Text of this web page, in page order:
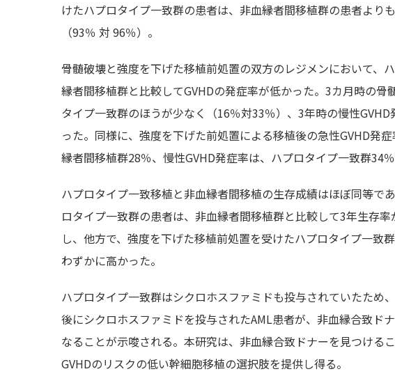
けたハプロタイプ一致群の患者は、非血縁者間移植群の患者より
（93％ 対 96％）。
骨髄破壊と強度を下げた移植前処置の双方のレジメンにおいて、
縁者間移植群と比較してGVHDの発症率が低かった。3カ月時の骨
タイプ一致群のほうが少なく（16％対33％）、3年時の慢性
った。同様に、強度を下げた前処置による移植後の急性GVHD発
縁者間移植群28％、慢性GVHD発症率は、ハプロタイプ一致群34
ハプロタイプ一致移植と非血縁者間移植の生存成績はほぼ同等で
ロタイプ一致群の患者は、非血縁者間移植群と比較して3年生存
し、他方で、強度を下げた移植前処置を受けたハプロタイプ一致
わずかに高かった。
ハプロタイプ一致群はシクロホスファミドも投与されていたため
後にシクロホスファミドを投与されたAML患者が、非血縁合致ド
なることが示唆される。本研究は、非血縁合致ドナーを見つける
GVHDのリスクの低い幹細胞移植の選択肢を提供し得る。